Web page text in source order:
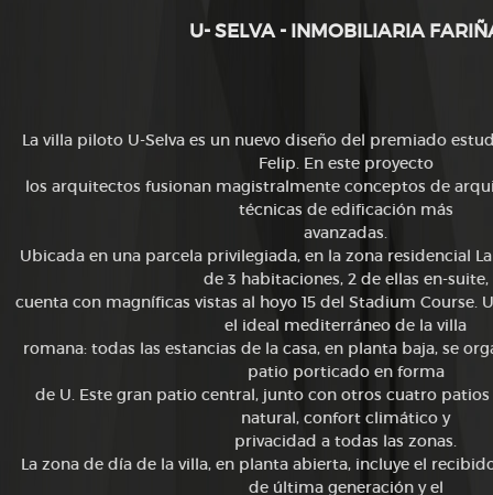
U- SELVA - INMOBILIARIA
La villa piloto U-Selva es un nuevo diseño del premiado
Felip. En este proyecto
los arquitectos fusionan magistralmente conceptos de
técnicas de edificación más
avanzadas.
Ubicada en una parcela privilegiada, en la zona residencial
de 3 habitaciones, 2 de ellas en-suite,
cuenta con magníficas vistas al hoyo 15 del Stadium Course.
el ideal mediterráneo de la villa
romana: todas las estancias de la casa, en planta baja, se
patio porticado en forma
de U. Este gran patio central, junto con otros cuatro
natural, confort climático y
privacidad a todas las zonas.
La zona de día de la villa, en planta abierta, incluye el
de última generación y el